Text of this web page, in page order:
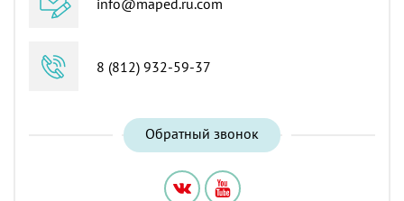
8 (812) 932-59-37
Обратный звонок